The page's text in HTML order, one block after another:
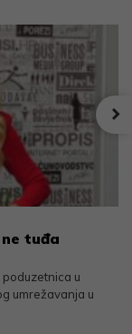
tuđa
u
umrežavanja u